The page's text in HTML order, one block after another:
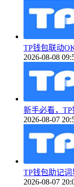
TP钱包联动
2026-08-08
新手必看，
2026-08-07
TP钱包助记
2026-08-07